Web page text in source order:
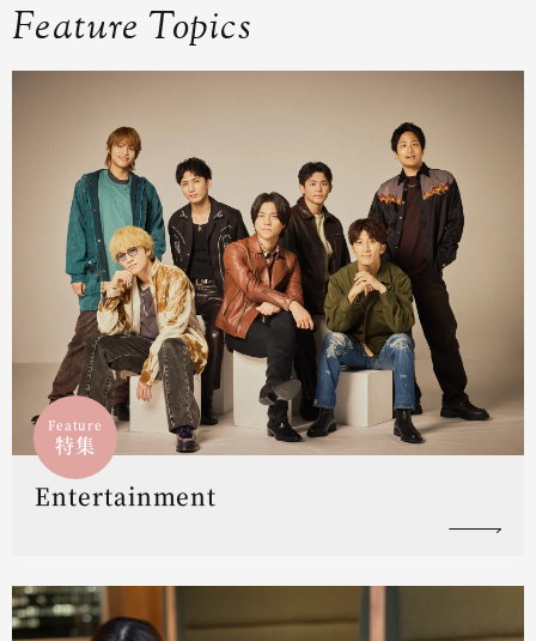
Feature Topics
Feature
特集
Entertainment